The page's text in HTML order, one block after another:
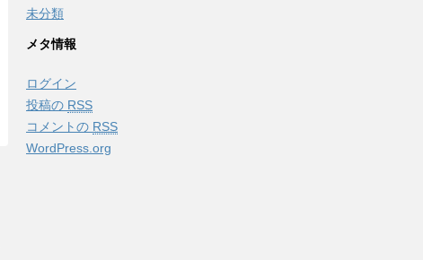
未分類
メタ情報
ログイン
投稿の RSS
コメントの RSS
WordPress.org